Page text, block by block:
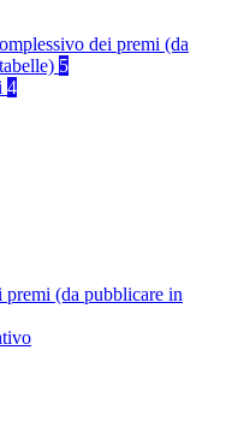
dei premi (da
5
4
(da pubblicare in